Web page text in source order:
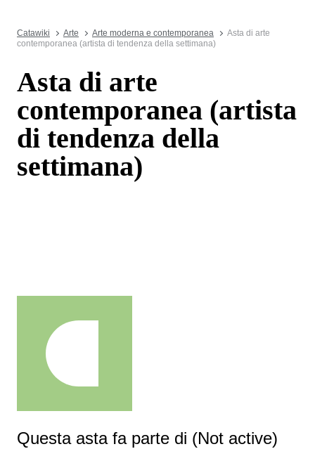
Catawiki Arte Arte moderna e contemporanea
Asta di arte
contemporanea (artista di tendenza della settimana)
Asta di arte
contemporanea (artista
di tendenza della
settimana)
Questa asta fa parte di (Not active)